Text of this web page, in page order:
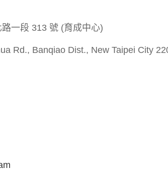
一段 313 號 (育成中心)
Rd., Banqiao Dist., New Taipei City